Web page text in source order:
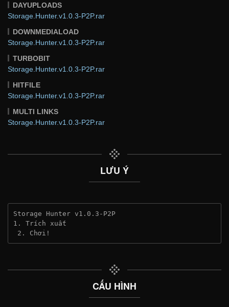
DAYUPLOADS
Storage.Hunter.v1.0.3-P2P.rar
DOWNMEDIALOAD
Storage.Hunter.v1.0.3-P2P.rar
TURBOBIT
Storage.Hunter.v1.0.3-P2P.rar
HITFILE
Storage.Hunter.v1.0.3-P2P.rar
MULTI LINKS
Storage.Hunter.v1.0.3-P2P.rar
LƯU Ý
Storage Hunter v1.0.3-P2P
1. Trích xuất
2. Chơi!
CẤU HÌNH